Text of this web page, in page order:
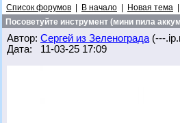
Список форумов В начало Новая тема
Посоветуйте инструмент (мини пила
Автор: Сергей из Зеленограда (---
Дата: 11-03-25 17:09